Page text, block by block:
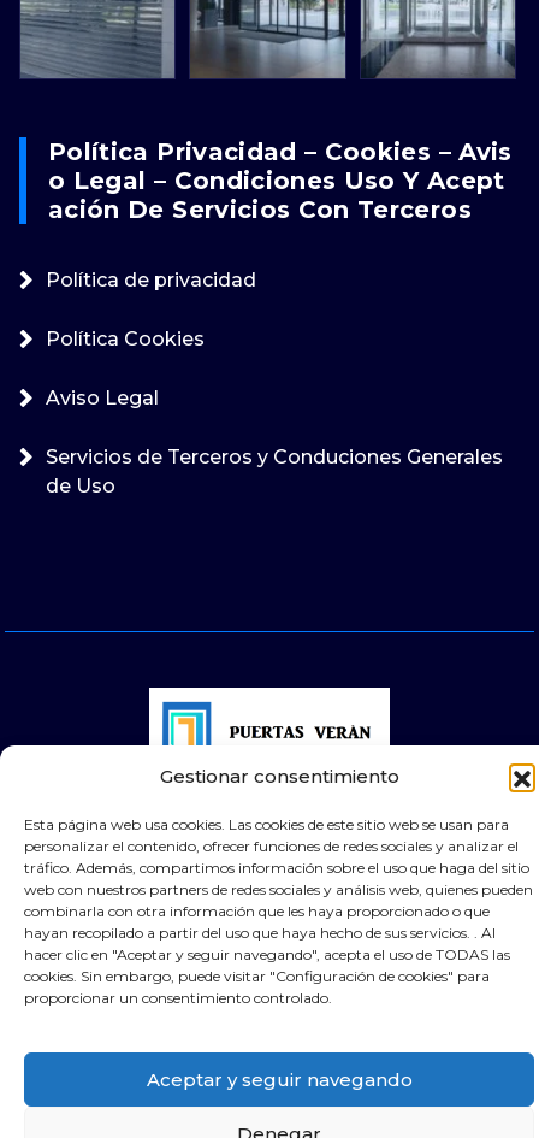
Gestionar consentimiento
Esta página web usa cookies. Las cookies de este sitio web se usan para
personalizar el contenido, ofrecer funciones de redes sociales y analizar el
tráfico. Además, compartimos información sobre el uso que haga del sitio
web con nuestros partners de redes sociales y análisis web, quienes pueden
combinarla con otra información que les haya proporcionado o que
hayan recopilado a partir del uso que haya hecho de sus servicios. . Al
hacer clic en "Aceptar y seguir navegando", acepta el uso de TODAS las
cookies. Sin embargo, puede visitar "Configuración de cookies" para
proporcionar un consentimiento controlado.
Aceptar y seguir navegando
Denegar
Política Privacidad – Cookies – Avis
O Legal – Condiciones Uso Y Acept
Ación De Servicios Con Terceros
Política de privacidad
Política Cookies
Aviso Legal
Servicios de Terceros y Conduciones Generales
de Uso
© 2025 Puertas Automáticas Zaragoza | Todos los
derechos reservados Websocialmedia
Contacta por Whassap